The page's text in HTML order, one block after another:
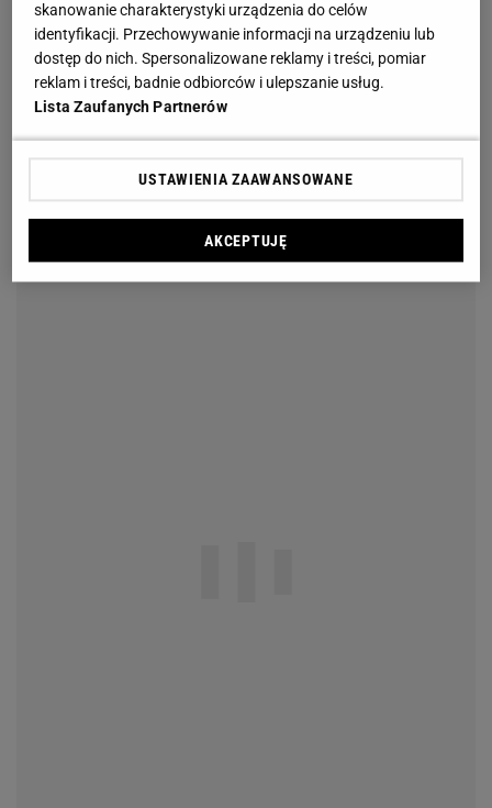
skanowanie charakterystyki urządzenia do celów
identyfikacji. Przechowywanie informacji na urządzeniu lub
dostęp do nich. Spersonalizowane reklamy i treści, pomiar
reklam i treści, badnie odbiorców i ulepszanie usług.
Lista Zaufanych Partnerów
USTAWIENIA ZAAWANSOWANE
AKCEPTUJĘ